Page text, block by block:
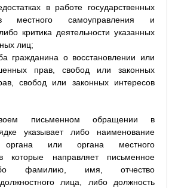
в работе государственных
местного самоуправления и
критика деятельности указанных
лиц;
гражданина о восстановлении или
прав, свобод или законных
свобод или законных интересов
письменном обращении в
указывает либо наименование
органа или органа местного
которые направляет письменное
фамилию, имя, отчество
лица, либо должность